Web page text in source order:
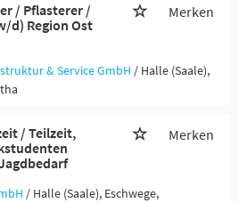
/ Pflasterer /
d) Region Ost
Merken
& Service GmbH / Halle (Saale),
/ Teilzeit,
Merken
/ Halle (Saale), Eschwege,